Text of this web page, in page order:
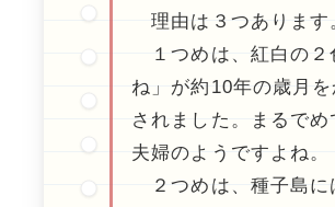
理由は３つあります
１つめは、紅白の２
ね」が約10年の歳月
されました。まるで
夫婦のようですよね。
２つめは、種子島に